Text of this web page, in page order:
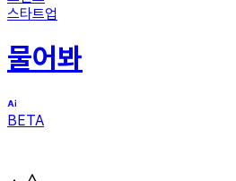
스타트업
물어봐
BETA